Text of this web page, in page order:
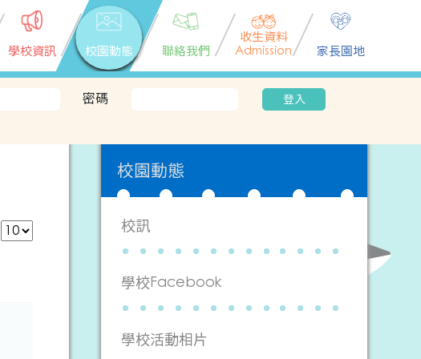
學校資訊 校園動態 聯絡我們
收生資料
Admission
家長園地
密碼 登入
校園動態
校訊
學校Facebook
學校活動相片